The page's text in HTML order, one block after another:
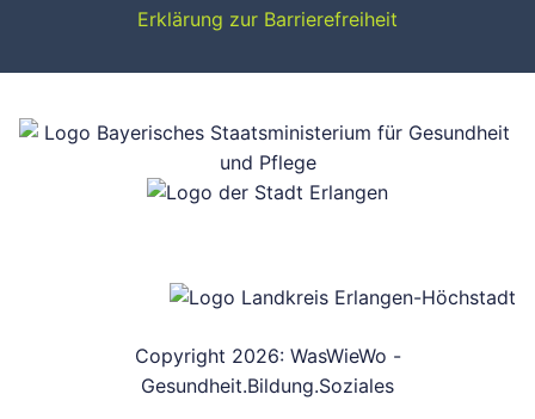
Erklärung zur Barrierefreiheit
Copyright 2026: WasWieWo -
Gesundheit.Bildung.Soziales